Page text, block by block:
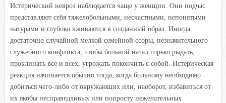
Истерический невроз наблюдается чаще у женщин. Они подчас
представляют себя тяжелобольными, несчастными, непонятыми
натурами и глубоко вживаются в созданный образ. Иногда
достаточно случайной мелкой семейной ссоры, незначительного
служебного конфликта, чтобы больной начал горько рыдать,
проклинать все и всех, угрожать покончить с собой. Истерическая
реакция начинается обычно тогда, когда больному необходимо
добиться чего-либо от окружающих или, наоборот, избавиться от
их якобы несправедливых или попросту нежелательных